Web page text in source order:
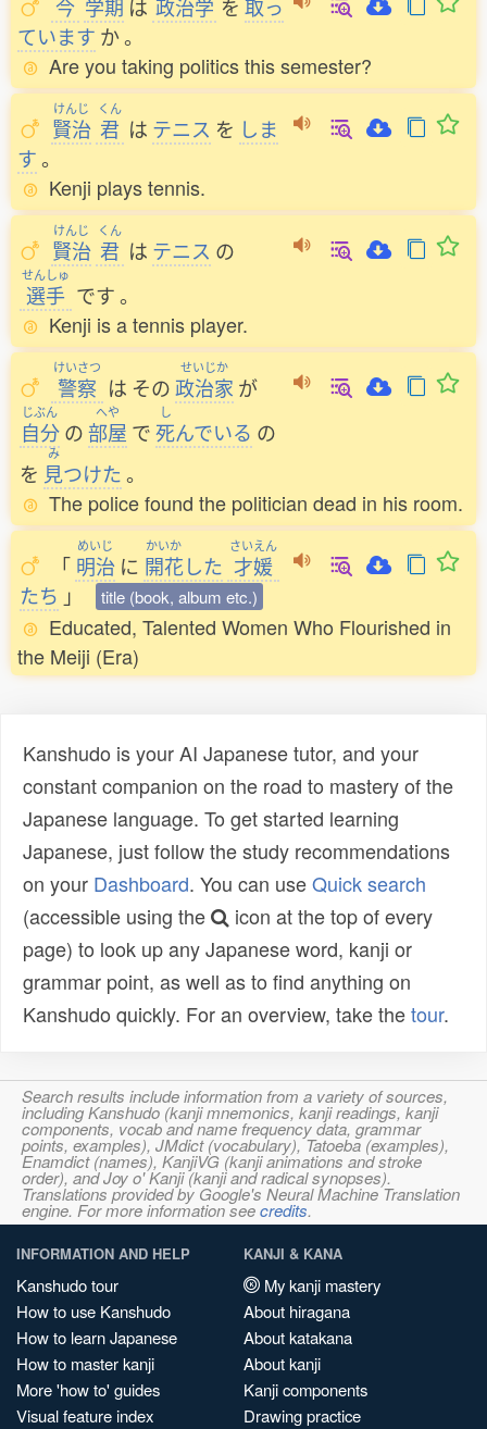
今 学期 は 政治学 を 取っ
ています か。
Are you taking politics this semester?
けんじ
賢治
くん
君 は テニス を しま
す。
Kenji plays tennis.
けんじ
賢治
くん
君 は テニス の
せんしゅ
選手 です。
Kenji is a tennis player.
けいさつ
警察 は その
せいじか
政治家 が
じぶん
自分 の
へや
部屋 で
し
死んでいる の
を
み
見つけた。
The police found the politician dead in his room.
「
めいじ
明治 に
かいか
開花した
さいえん
才媛
たち 」 title (book, album etc.)
Educated, Talented Women Who Flourished in
the Meiji (Era)
Kanshudo is your AI Japanese tutor, and your
constant companion on the road to mastery of the
Japanese language. To get started learning
Japanese, just follow the study recommendations
on your Dashboard. You can useQuick search
(accessible using the
icon at the top of every
page) to look up any Japanese word, kanji or
grammar point, as well as to find anything on
Kanshudo quickly. For an overview, take thetour.
Search results include information from a variety of sources,
including Kanshudo (kanji mnemonics, kanji readings, kanji
components, vocab and name frequency data, grammar
points, examples), JMdict (vocabulary), Tatoeba (examples),
Enamdict (names), KanjiVG (kanji animations and stroke
order), and Joy o' Kanji (kanji and radical synopses).
Translations provided by Google's Neural Machine Translation
engine. For more information seecredits.
INFORMATION AND HELP
Kanshudo tour
How to use Kanshudo
How to learn Japanese
How to master kanji
More 'how to' guides
Visual feature index
KANJI & KANA
My kanji mastery
About hiragana
About katakana
About kanji
Kanji components
Drawing practice